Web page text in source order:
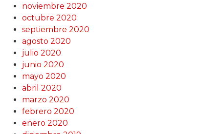
noviembre 2020
octubre 2020
septiembre 2020
agosto 2020
julio 2020
junio 2020
mayo 2020
abril 2020
marzo 2020
febrero 2020
enero 2020